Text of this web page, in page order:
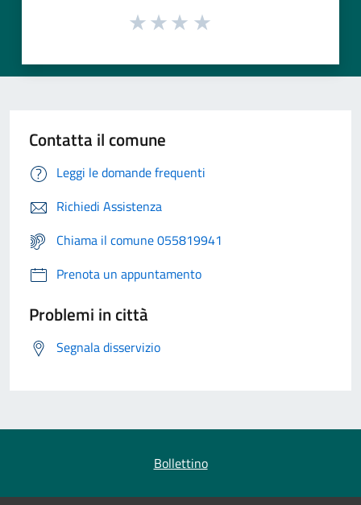
Contatta il comune
Leggi le domande frequenti
Richiedi Assistenza
Chiama il comune 055819941
Prenota un appuntamento
Problemi in città
Segnala disservizio
Bollettino